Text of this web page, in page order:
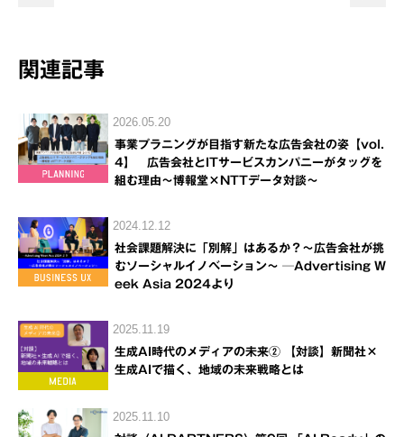
関連記事
2026.05.20
事業プラニングが目指す新たな広告会社の姿【vol.
4】 広告会社とITサービスカンパニーがタッグを
組む理由～博報堂×NTTデータ対談～
2024.12.12
社会課題解決に「別解」はあるか？～広告会社が挑
むソーシャルイノベーション～ ─Advertising W
eek Asia 2024より
2025.11.19
生成AI時代のメディアの未来② 【対談】新聞社×
生成AIで描く、地域の未来戦略とは
2025.11.10